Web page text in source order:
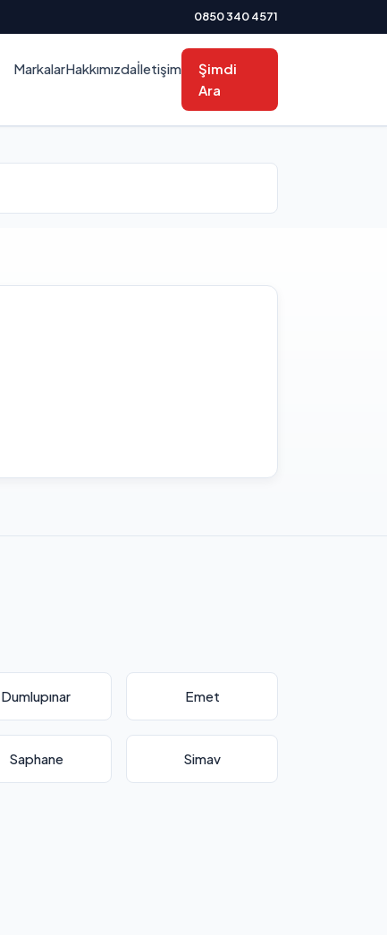
0850 340 4571
MarkalarHakkımızdaİletişim
Şimdi
Ara
Dumlupınar Emet
Saphane Simav